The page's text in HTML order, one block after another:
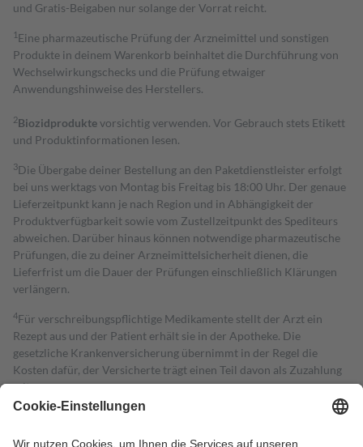
und Gratis-Beigaben nur solange der Vorrat reicht.
1 Eine pharmazeutische Prüfung der Arzneimittel und sonstigen
Produkte in deinem Warenkorb beinhaltet die Durchführung von
Wechselwirkungschecks und die Prüfung etwaiger
Anwendungshinweise des Herstellers.
2Biozidproduktevorsichtig verwenden. Vor Gebrauch stets Etikett
und Produktinformationen lesen.
3Die Übergabe deiner Bestellung an den Paketdienstleister erfolgt
bei uns werktags von Montag bis Freitag bis 18:00 Uhr. Der genaue
Lieferzeitpunkt kann je nach Region und in Abhängigkeit der
Produktverfügbarkeit sowie vom Zustellzeitpunkt des Spediteurs
abweichen. Darüber hinaus können notwendige pharmazeutische
Prüfungen, die zu deiner Arzneimittelsicherheit dienen, die
Lieferfrist um die Dauer der Prüfungen einschließlich Klärungen
verlängern.
4Für verschreibungspflichtige Medikamente stellt der Arzt ein
Rezept aus und der Patient erhält sie in der Apotheke. Die
gesetzliche Krankenversicherung übernimmt in der Regel die
Kosten dafür, der Versicherte trägt einen Teil davon als Zuzahlung
mit.
Grundsätzlich leisten Mitglieder Zuzahlungen in Höhe von zehn
höchstens zehn Euro.
Es sind jedoch nie mehr als die tatsächlichen